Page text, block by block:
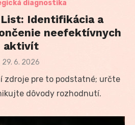
diagnostika
Identifikácia a
neefektívnych
aktivít
Posted
29. 6. 2026
zdroje pre to podstatné; určte
dôvody rozhodnutí.